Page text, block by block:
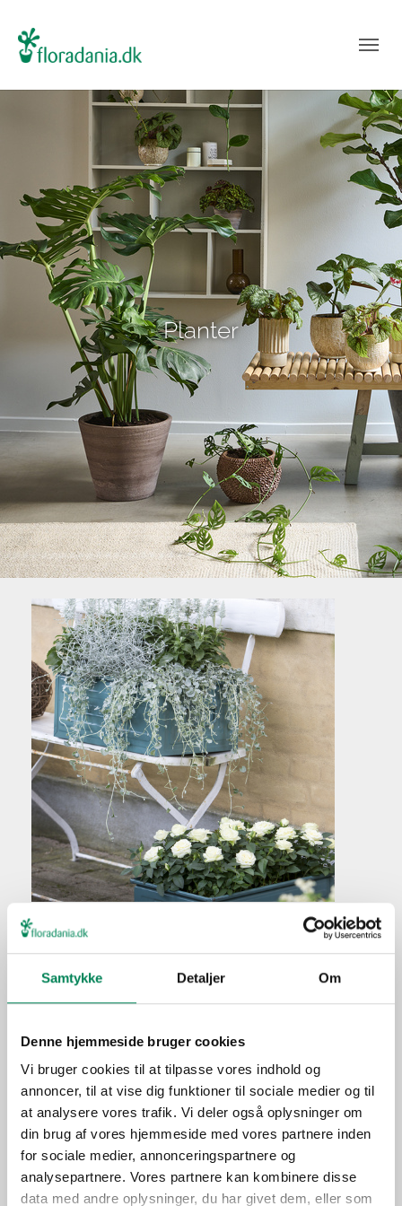
Samtykke Detaljer Om
Denne hjemmeside bruger cookies
Vi bruger cookies til at tilpasse vores indhold og
annoncer, til at vise dig funktioner til sociale medier og til
at analysere vores trafik. Vi deler også oplysninger om
din brug af vores hjemmeside med vores partnere inden
for sociale medier, annonceringspartnere og
analysepartnere. Vores partnere kan kombinere disse
data med andre oplysninger, du har givet dem, eller som
Planter
Texassalvie
Familie
Populærnavn Texassalvie
Vanding
Hold pottejorden konstant
fugtig, men undlad at
overvande.
Gødning
Ved hver vanding i
vækstperioden iblandes
gødning i den doserede